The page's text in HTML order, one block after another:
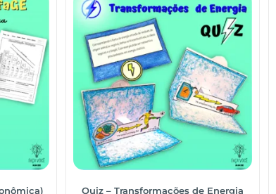
Quiz – Transformações de Energia